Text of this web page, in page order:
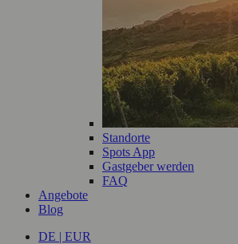
Standorte
Spots App
Gastgeber werden
FAQ
Angebote
Blog
DE | EUR